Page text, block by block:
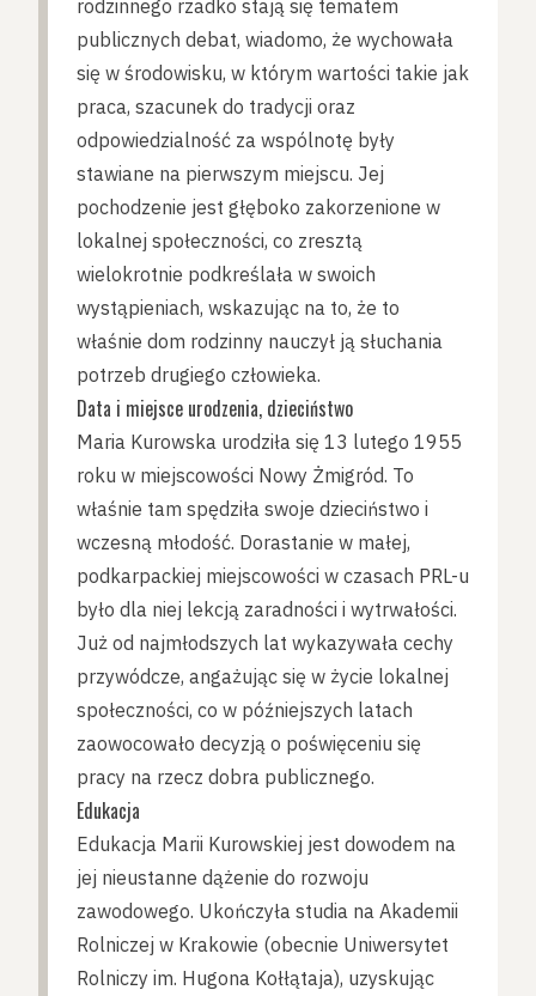
rodzinnego rzadko stają się tematem
publicznych debat, wiadomo, że wychowała
się w środowisku, w którym wartości takie jak
praca, szacunek do tradycji oraz
odpowiedzialność za wspólnotę były
stawiane na pierwszym miejscu. Jej
pochodzenie jest głęboko zakorzenione w
lokalnej społeczności, co zresztą
wielokrotnie podkreślała w swoich
wystąpieniach, wskazując na to, że to
właśnie dom rodzinny nauczył ją słuchania
potrzeb drugiego człowieka.
Data i miejsce urodzenia, dzieciństwo
Maria Kurowska urodziła się 13 lutego 1955
roku w miejscowości Nowy Żmigród. To
właśnie tam spędziła swoje dzieciństwo i
wczesną młodość. Dorastanie w małej,
podkarpackiej miejscowości w czasach PRL-u
było dla niej lekcją zaradności i wytrwałości.
Już od najmłodszych lat wykazywała cechy
przywódcze, angażując się w życie lokalnej
społeczności, co w późniejszych latach
zaowocowało decyzją o poświęceniu się
pracy na rzecz dobra publicznego.
Edukacja
Edukacja Marii Kurowskiej jest dowodem na
jej nieustanne dążenie do rozwoju
zawodowego. Ukończyła studia na Akademii
Rolniczej w Krakowie (obecnie Uniwersytet
Rolniczy im. Hugona Kołłątaja), uzyskując